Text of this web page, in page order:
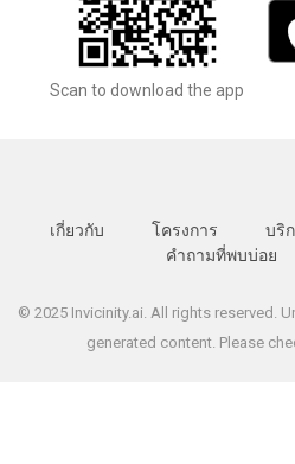
Scan to download the app
เกี่ยวกับ โครงการ บริ
คำถามที่พบบ่อย
© 2025 Invicinity.ai. All rights reserved.
generated content. Please